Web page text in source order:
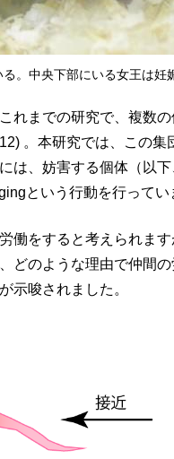
。中央下部にいる女王は妊
れまでの研究で、複数
。本研究では、この
は、妨害する個体（以
という行動を行ってい
働をすると考えられま
どのような理由で仲
示唆されました。